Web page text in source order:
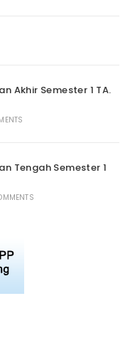
Akhir Semester 1 TA.
Tengah Semester 1